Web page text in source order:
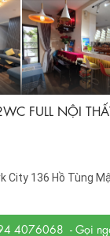
FULL NỘI
City 136 Hồ Tùng
4076068